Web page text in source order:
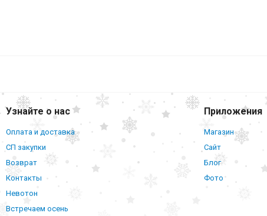
Узнайте о нас
Оплата и доставка
СП закупки
Возврат
Контакты
Невотон
Встречаем осень
Приложения
Магазин
Сайт
Блог
Фото